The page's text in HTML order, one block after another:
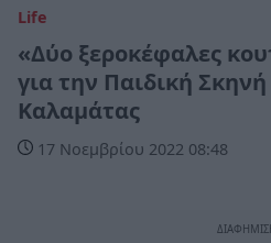
Life
«Δύο ξεροκέφαλες
για την Παιδική
Καλαμάτας
17 Νοεμβρίου 2022 08:48